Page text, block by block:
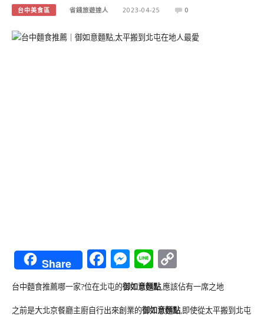
台中美食區 省錢旅遊達人 2023-04-25 0
Share Facebook
Messenger
Line
Link
台中麵食推薦哪一家?位在北屯的御如意麵點,應該佔有一席之地
之前是大北京餐廳主廚自行出來創業的御如意麵點,即使從太平搬到北屯